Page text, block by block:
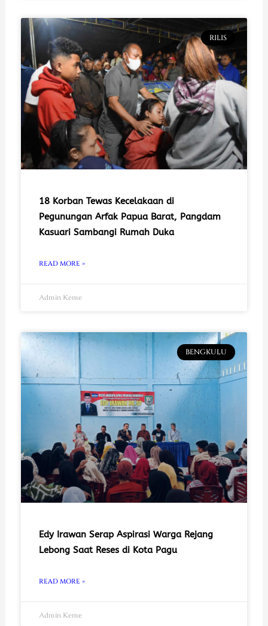
RILIS
18 Korban Tewas Kecelakaan di
Pegunungan Arfak Papua Barat, Pangdam
Kasuari Sambangi Rumah Duka
READ MORE »
Admin Keme
BENGKULU
Edy Irawan Serap Aspirasi Warga Rejang
Lebong Saat Reses di Kota Pagu
READ MORE »
Admin Keme